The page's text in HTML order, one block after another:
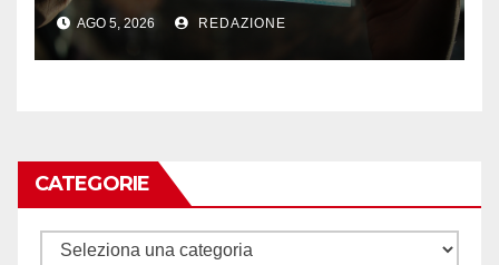
AGO 5, 2026 REDAZIONE
CATEGORIE
Categorie